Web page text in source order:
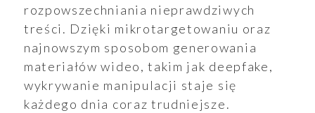
rozpowszechniania nieprawdziwych
treści. Dzięki mikrotargetowaniu oraz
najnowszym sposobom generowania
materiałów wideo, takim jak deepfake,
wykrywanie manipulacji staje się
każdego dnia coraz trudniejsze.